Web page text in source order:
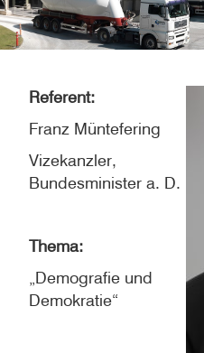
Referent:
Franz Müntefering
Vizekanzler,
Bundesminister a. D.
Thema:
„Demografie und
Demokratie“